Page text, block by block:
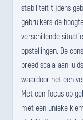
stabiliteit tijdens
gebruikers de
verschillende
opstellingen. De
breed scala aan
waardoor het een
Met een focus op
met een unieke